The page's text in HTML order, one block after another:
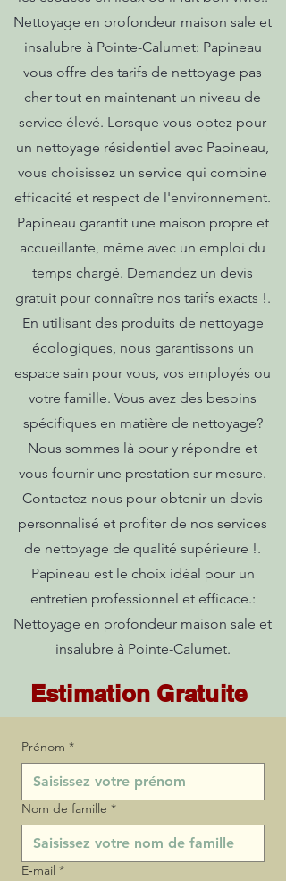
Nettoyage en profondeur maison sale et
insalubre à Pointe-Calumet: Papineau
vous offre des tarifs de nettoyage pas
cher tout en maintenant un niveau de
service élevé. Lorsque vous optez pour
un nettoyage résidentiel avec Papineau,
vous choisissez un service qui combine
efficacité et respect de l'environnement.
Papineau garantit une maison propre et
accueillante, même avec un emploi du
temps chargé. Demandez un devis
gratuit pour connaître nos tarifs exacts !.
En utilisant des produits de nettoyage
écologiques, nous garantissons un
espace sain pour vous, vos employés ou
votre famille. Vous avez des besoins
spécifiques en matière de nettoyage?
Nous sommes là pour y répondre et
vous fournir une prestation sur mesure.
Contactez-nous pour obtenir un devis
personnalisé et profiter de nos services
de nettoyage de qualité supérieure !.
Papineau est le choix idéal pour un
entretien professionnel et efficace.:
Nettoyage en profondeur maison sale et
insalubre à Pointe-Calumet.
Estimation Gratuite
Prénom *
Nom de famille *
E‑mail *